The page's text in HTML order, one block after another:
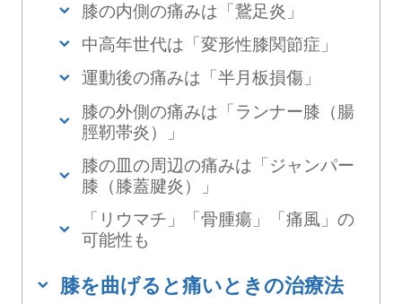
膝の内側の痛みは「鵞足炎」
中高年世代は「変形性膝関節症」
運動後の痛みは「半月板損傷」
膝の外側の痛みは「ランナー膝（腸
脛靭帯炎）」
膝の皿の周辺の痛みは「ジャンパー
膝（膝蓋腱炎）」
「リウマチ」「骨腫瘍」「痛風」の
可能性も
膝を曲げると痛いときの治療法